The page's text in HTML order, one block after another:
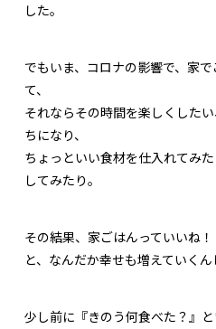
した。
でもいま、コロナの影響で、家
て、
それならその時間を楽しくした
ちになり、
ちょっといい食材を仕入れてみ
してみたり。
その結果、家ごはんっていいね
と、なんだか幸せも増えていくん
少し前に『きのう何食べた？』と